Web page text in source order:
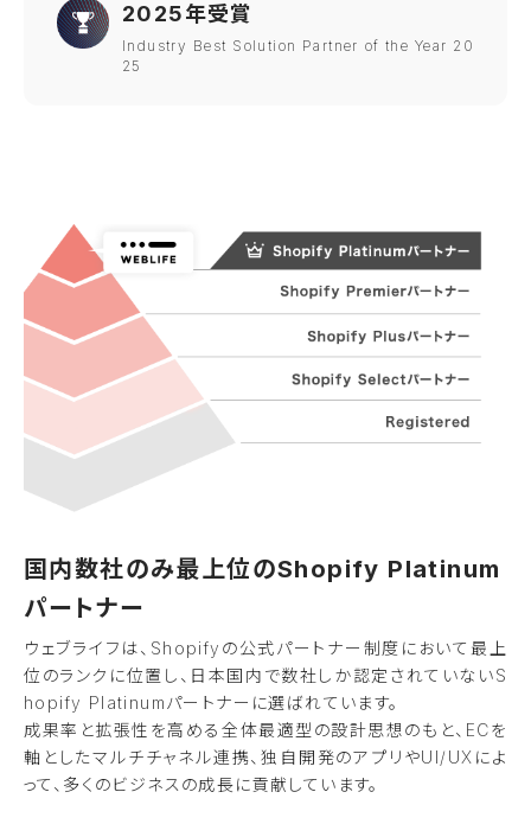
2025年受賞
Industry Best Solution Partner of the Year 20
25
国内数社のみ最上位のShopify Platinum
パートナー
ウェブライフは、Shopifyの公式パートナー制度において最上
位のランクに位置し、日本国内で数社しか認定されていないS
hopify Platinumパートナーに選ばれています。
成果率と拡張性を高める全体最適型の設計思想のもと、ECを
軸としたマルチチャネル連携、独自開発のアプリやUI/UXによ
って、多くのビジネスの成長に貢献しています。